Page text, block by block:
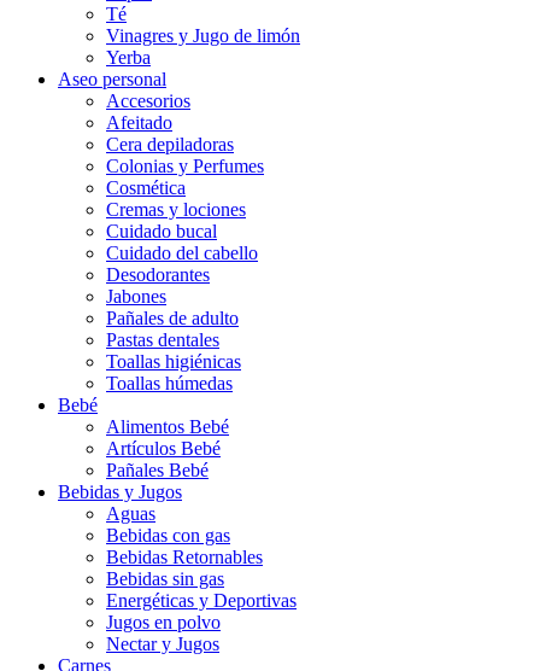
Té
Vinagres y Jugo de limón
Yerba
Aseo personal
Accesorios
Afeitado
Cera depiladoras
Colonias y Perfumes
Cosmética
Cremas y lociones
Cuidado bucal
Cuidado del cabello
Desodorantes
Jabones
Pañales de adulto
Pastas dentales
Toallas higiénicas
Toallas húmedas
Bebé
Alimentos Bebé
Artículos Bebé
Pañales Bebé
Bebidas y Jugos
Aguas
Bebidas con gas
Bebidas Retornables
Bebidas sin gas
Energéticas y Deportivas
Jugos en polvo
Nectar y Jugos
Carnes